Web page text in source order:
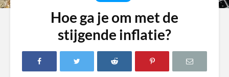
Hoe ga je om met de
stijgende inflatie?